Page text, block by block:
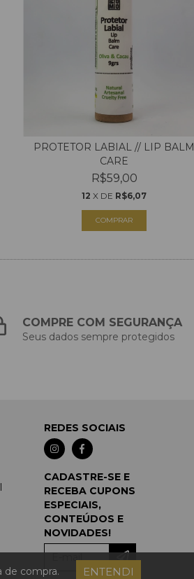
de compra. ENTENDI
PROTETOR LABIAL // LIP BALM
CARE
R$59,00
12 X DE R$6,07
COMPRE COM SEGURANÇA
Seus dados sempre protegidos
REDES SOCIAIS
CADASTRE-SE E
RECEBA CUPONS
ESPECIAIS,
CONTEÚDOS E
NOVIDADES!